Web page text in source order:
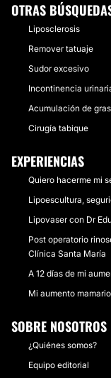
OTRAS
Liposclerosis
Remover tatuaje
Sudor excesivo
Incontinencia
Acumulación de
Cirugía tabique
EXPERIENCIAS
Quiero hacerme mi
Lipoescultura,
Lipovaser con Dr
Post operatorio
Clínica Santa María
A 12 días de mi
Mi aumento
SOBRE NOSOTROS
¿Quiénes somos?
Equipo editorial